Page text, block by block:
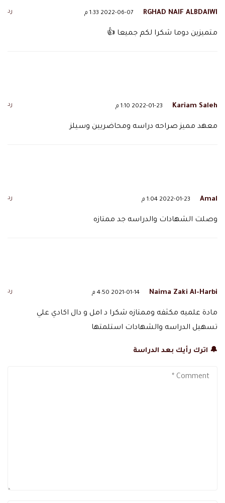
RGHAD NAIF ALBDAIWI 2022-06-07 1:33 م رد
متميزين دوما شكرا لكم جميعا 👍
Kariam Saleh 2022-01-23 1:10 م رد
معهد مميز صراحه دراسه ومحاضريين وسيلز
Amal 2022-01-23 1:04 م رد
وصلت الشهادات والدراسه جد ممتازه
Naima Zaki Al-Harbi 2021-01-14 4:50 م رد
مادة علميه مكثفه وممتازه شكرا د امل و دال اكادي علي
تسهيل الدراسه والشهادات استلمتها
🔔 اترك رأيك بعد الدراسة